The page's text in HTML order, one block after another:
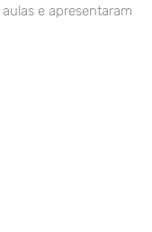
e apresentaram